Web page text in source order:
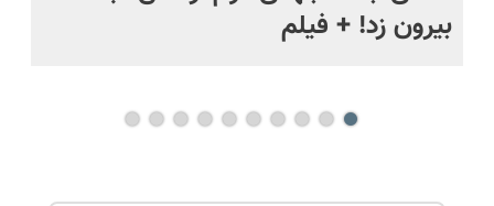
بیرون زد! + فیلم